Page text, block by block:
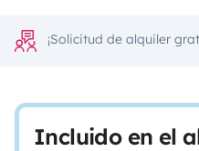
¡Solicitud de alquiler
Incluido en el